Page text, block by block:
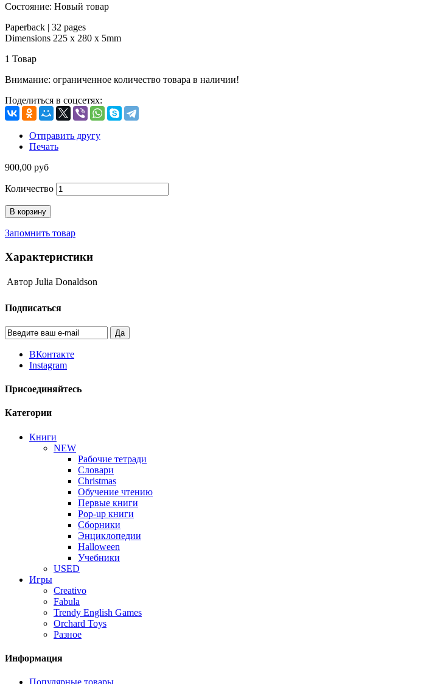
Состояние: Новый товар
Paperback | 32 pages
Dimensions 225 x 280 x 5mm
1 Товар
Внимание: ограниченное количество товара в наличии!
Поделиться в соцсетях:
Отправить другу
Печать
900,00 руб
Количество
В корзину
Запомнить товар
Характеристики
Автор Julia Donaldson
Подписаться
Да
ВКонтакте
Instagram
Присоединяйтесь
Категории
Книги
NEW
Рабочие тетради
Словари
Christmas
Обучение чтению
Первые книги
Pop-up книги
Сборники
Энциклопедии
Halloween
Учебники
USED
Игры
Creativo
Fabula
Trendy English Games
Orchard Toys
Разное
Информация